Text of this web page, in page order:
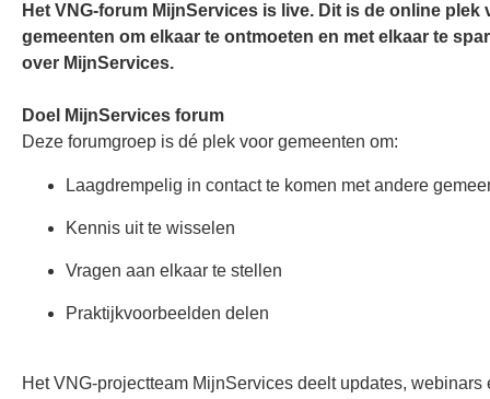
Het VNG-forum MijnServices is live. Dit is de online plek
gemeenten om elkaar te ontmoeten en met elkaar te
over MijnServices.
Doel MijnServices forum
Deze forumgroep is dé plek voor gemeenten om:
Laagdrempelig in contact te komen met andere
Kennis uit te wisselen
Vragen aan elkaar te stellen
Praktijkvoorbeelden delen
Het VNG-projectteam MijnServices deelt updates, webinars